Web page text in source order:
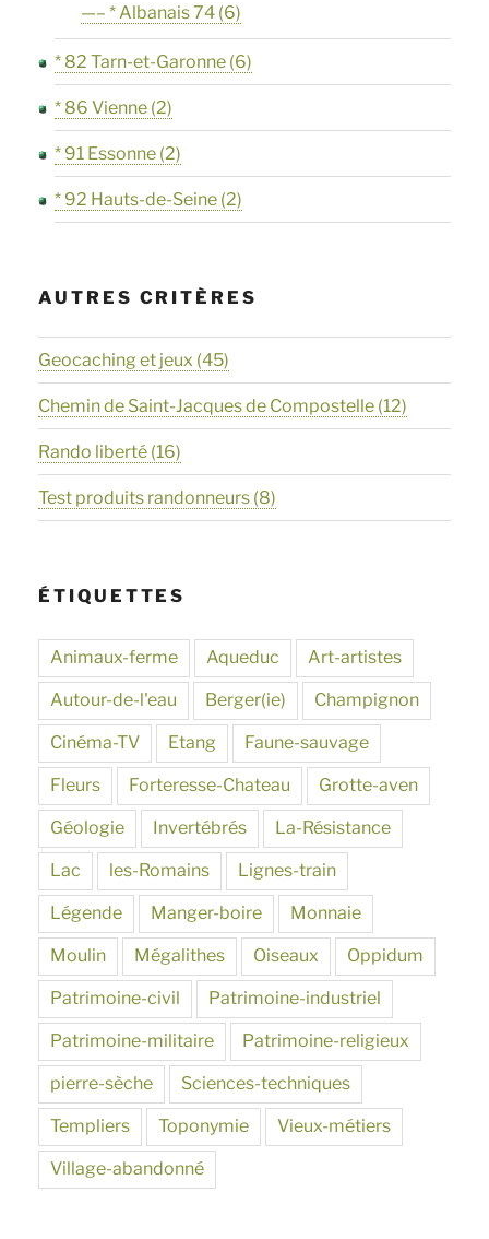
—– * Albanais 74 (6)
* 82 Tarn-et-Garonne (6)
* 86 Vienne (2)
* 91 Essonne (2)
* 92 Hauts-de-Seine (2)
AUTRES CRITÈRES
Geocaching et jeux (45)
Chemin de Saint-Jacques de Compostelle (12)
Rando liberté (16)
Test produits randonneurs (8)
ÉTIQUETTES
Animaux-ferme Aqueduc Art-artistes
Autour-de-l'eau Berger(ie) Champignon
Cinéma-TV Etang Faune-sauvage
Fleurs Forteresse-Chateau Grotte-aven
Géologie Invertébrés La-Résistance
Lac les-Romains Lignes-train
Légende Manger-boire Monnaie
Moulin Mégalithes Oiseaux Oppidum
Patrimoine-civil Patrimoine-industriel
Patrimoine-militaire Patrimoine-religieux
pierre-sèche Sciences-techniques
Templiers Toponymie Vieux-métiers
Village-abandonné